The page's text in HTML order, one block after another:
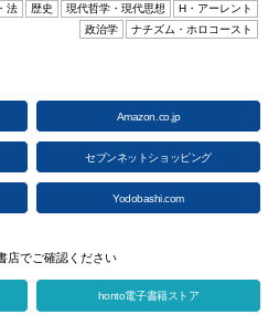
法 歴史 現代哲学・現代思想
H・アーレント
政治学
ナチズム・ホロコースト
Amazon.co.jp
セブンネットショッピング
Yodobashi.com
店でご確認ください
honto電子書籍ストア